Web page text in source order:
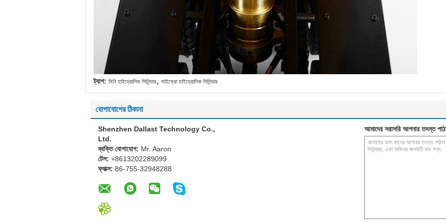
ট্যাগ: মিনি হাইড্রোলিক সিলিন্ডার, মাইক্রো হাইড্রোলিক সিলিন্ডার
যোগাযোগের ঠিকানা
Shenzhen Dallast Technology Co.,
Ltd.
ব্যক্তি যোগাযোগ: Mr. Aaron
টেল: +8613202289099
ফ্যাক্স: 86-755-32948288
আমাদের সরাসরি আপনার তদন্ত